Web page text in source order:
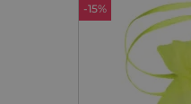
-15%